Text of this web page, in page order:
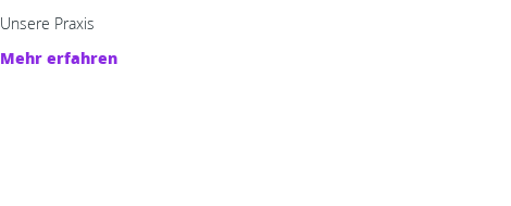
Unsere Praxis
Mehr erfahren